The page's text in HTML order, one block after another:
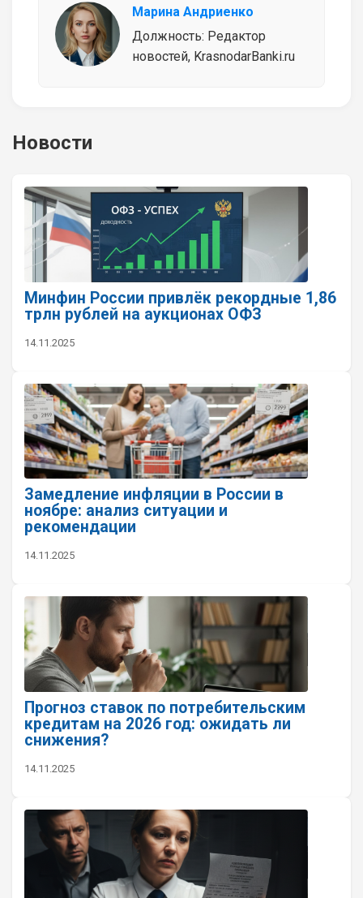
Марина Андриенко
Должность: Редактор
новостей, KrasnodarBanki.ru
Новости
Минфин России привлёк рекордные 1,86
трлн рублей на аукционах ОФЗ
14.11.2025
Замедление инфляции в России в
ноябре: анализ ситуации и
рекомендации
14.11.2025
Прогноз ставок по потребительским
кредитам на 2026 год: ожидать ли
снижения?
14.11.2025